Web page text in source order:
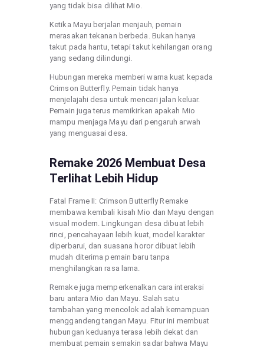
yang tidak bisa dilihat Mio.
Ketika Mayu berjalan menjauh, pemain
merasakan tekanan berbeda. Bukan hanya
takut pada hantu, tetapi takut kehilangan orang
yang sedang dilindungi.
Hubungan mereka memberi warna kuat kepada
Crimson Butterfly. Pemain tidak hanya
menjelajahi desa untuk mencari jalan keluar.
Pemain juga terus memikirkan apakah Mio
mampu menjaga Mayu dari pengaruh arwah
yang menguasai desa.
Remake 2026 Membuat Desa
Terlihat Lebih Hidup
Fatal Frame II: Crimson Butterfly Remake
membawa kembali kisah Mio dan Mayu dengan
visual modern. Lingkungan desa dibuat lebih
rinci, pencahayaan lebih kuat, model karakter
diperbarui, dan suasana horor dibuat lebih
mudah diterima pemain baru tanpa
menghilangkan rasa lama.
Remake juga memperkenalkan cara interaksi
baru antara Mio dan Mayu. Salah satu
tambahan yang mencolok adalah kemampuan
menggandeng tangan Mayu. Fitur ini membuat
hubungan keduanya terasa lebih dekat dan
membuat pemain semakin sadar bahwa Mayu